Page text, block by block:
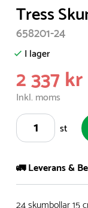
of
1
Tress
658201-24
I lager
2 337 kr
Inkl. moms
st
🚛 Leverans &
Vi har ett stort